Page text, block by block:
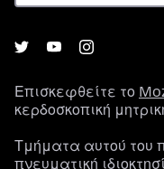
Επισκεφθείτε το
κερδοσκοπική
Τμήματα αυτού του
πνευματική